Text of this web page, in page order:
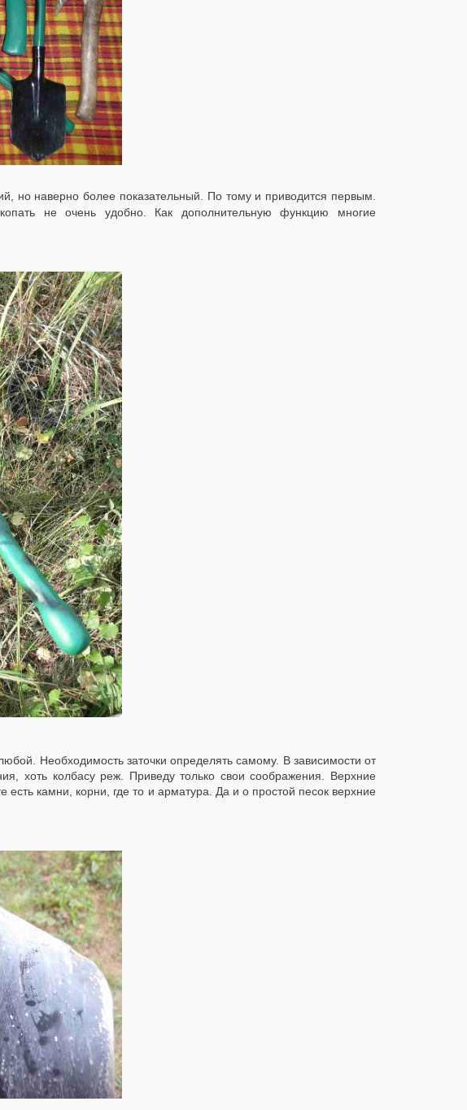
но наверно более показательный. По тому и приводится первым.
не очень удобно. Как дополнительную функцию многие
Необходимость заточки определять самому. В зависимости от
хоть колбасу реж. Приведу только свои соображения. Верхние
камни, корни, где то и арматура. Да и о простой песок верхние